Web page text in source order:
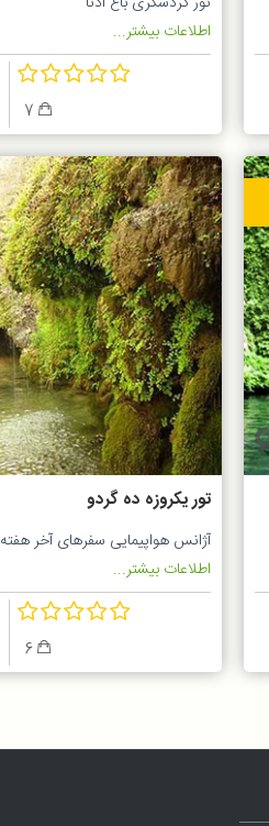
اطلاعات بیشتر...
7
تور یکروزه ده گردو
آژانس هواپیمایی سفرهای آخر هفته
اطلاعات بیشتر...
6